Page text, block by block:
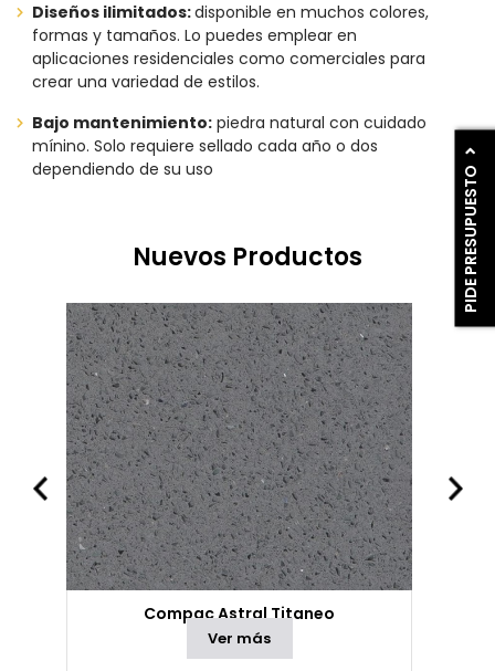
PIDE PRESUPUESTO
Diseños ilimitados:disponible en muchos colores,
formas y tamaños. Lo puedes emplear en
aplicaciones residenciales como comerciales para
crear una variedad de estilos.
Bajo mantenimiento: piedra natural con cuidado
mínino. Solo requiere sellado cada año o dos
dependiendo de su uso
Nuevos Productos
Compac Astral Titaneo
Ver más